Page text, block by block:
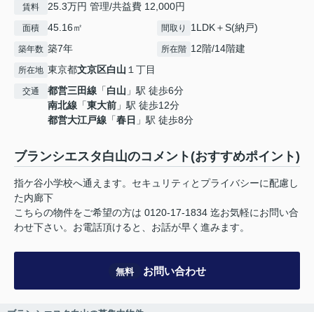
賃料 25.3万円 管理/共益費 12,000円
面積 45.16㎡ 間取り 1LDK＋S(納戸)
築年数 築7年 所在階 12階/14階建
所在地 東京都文京区白山 １丁目
交通 都営三田線 「白山 」駅 徒歩6分
南北線 「東大前 」駅 徒歩12分
都営大江戸線 「春日 」駅 徒歩8分
ブランシエスタ白山のコメント(おすすめポイント)
指ケ谷小学校へ通えます。セキュリティとプライバシーに配慮し
た内廊下
こちらの物件をご希望の方は 0120-17-1834 迄お気軽にお問い合
わせ下さい。お電話頂けると、お話が早く進みます。
無料 お問い合わせ